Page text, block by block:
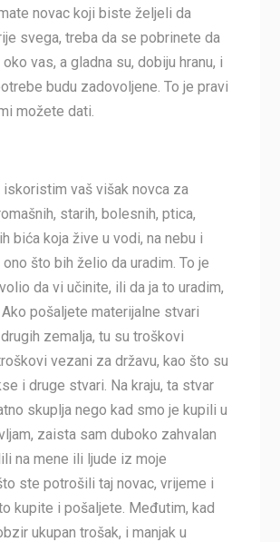
novac koji biste željeli da
svega, treba da se pobrinete da
vas, a gladna su, dobiju hranu, i
budu zadovoljene. To je pravi
možete dati.
vaš višak novca za
starih, bolesnih, ptica,
bića koja žive u vodi, na nebu i
što bih želio da uradim. To je
da vi učinite, ili da ja to uradim,
pošaljete materijalne stvari
zemalja, tu su troškovi
vezani za državu, kao što su
i druge stvari. Na kraju, ta stvar
skuplja nego kad smo je kupili u
zaista sam duboko zahvalan
na mene ili ljude iz moje
ste potrošili taj novac, vrijeme i
kupite i pošaljete. Međutim, kad
ukupan trošak, i manjak u